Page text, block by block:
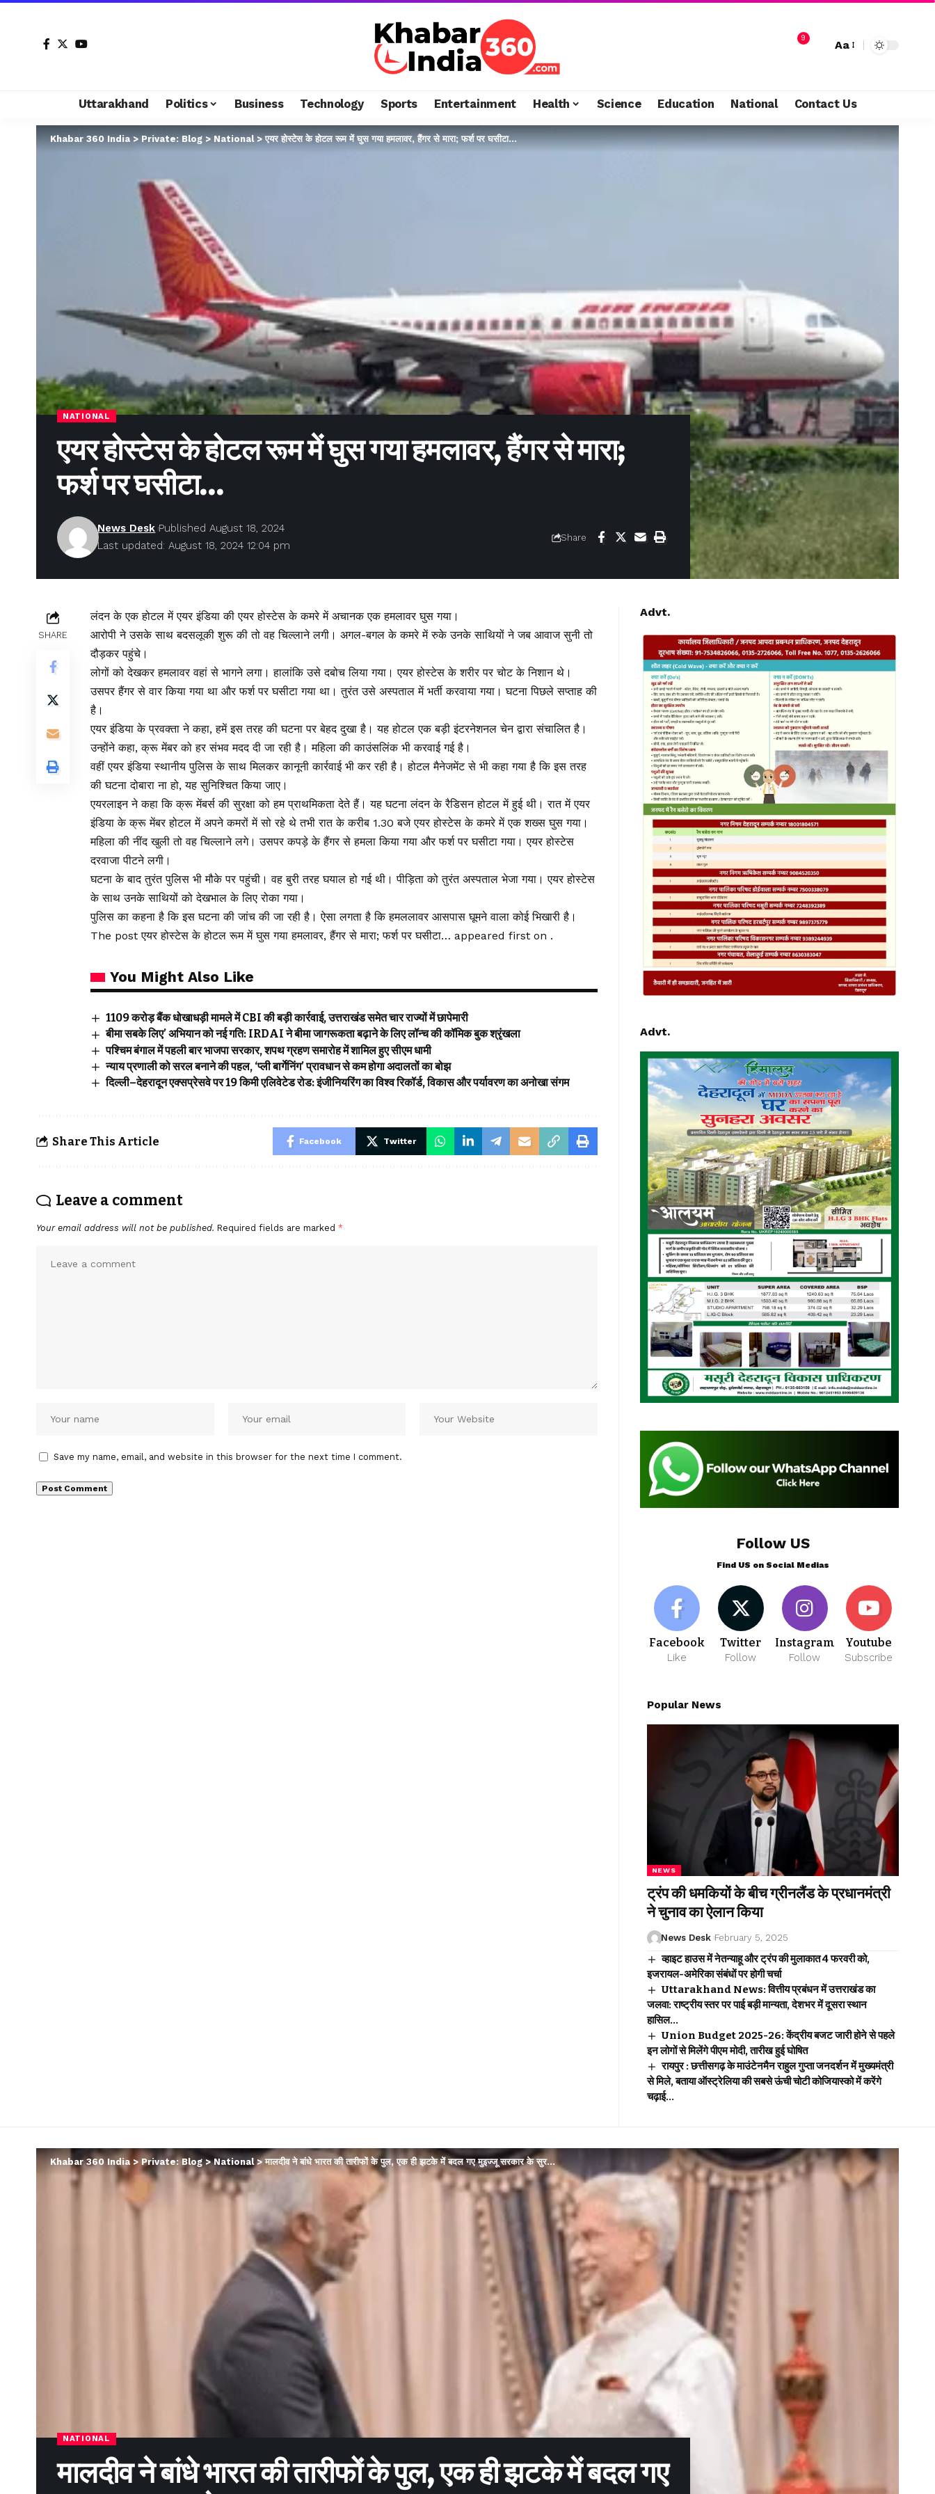
9
Aa
Uttarakhand Politics Business Technology Sports Entertainment Health Science Education National Contact Us
Khabar 360 India > Private: Blog > National> एयर होस्टेस के होटल रूम में घुस गया हमलावर, हैंगर से मारा; फर्श पर घसीटा…
NATIONAL
एयर होस्टेस के होटल रूम में घुस गया हमलावर, हैंगर से मारा;
फर्श पर घसीटा…
Last updated: August 18, 2024 12:04 pm
News Desk Published August 18, 2024
Share
SHARE
लंदन के एक होटल में एयर इंडिया की एयर होस्टेस के कमरे में अचानक एक हमलावर घुस गया।
आरोपी ने उसके साथ बदसलूकी शुरू की तो वह चिल्लाने लगी। अगल-बगल के कमरे में रुके उनके साथियों ने जब आवाज सुनी तो
दौड़कर पहुंचे।
लोगों को देखकर हमलावर वहां से भागने लगा। हालांकि उसे दबोच लिया गया। एयर होस्टेस के शरीर पर चोट के निशान थे।
उसपर हैंगर से वार किया गया था और फर्श पर घसीटा गया था। तुरंत उसे अस्पताल में भर्ती करवाया गया। घटना पिछले सप्ताह की
है।
एयर इंडिया के प्रवक्ता ने कहा, हमें इस तरह की घटना पर बेहद दुखा है। यह होटल एक बड़ी इंटरनेशनल चेन द्वारा संचालित है।
उन्होंने कहा, क्रू मेंबर को हर संभव मदद दी जा रही है। महिला की काउंसलिंक भी करवाई गई है।
वहीं एयर इंडिया स्थानीय पुलिस के साथ मिलकर कानूनी कार्रवाई भी कर रही है। होटल मैनेजमेंट से भी कहा गया है कि इस तरह
की घटना दोबारा ना हो, यह सुनिश्चित किया जाए।
एयरलाइन ने कहा कि क्रू मेंबर्स की सुरक्षा को हम प्राथमिकता देते हैं। यह घटना लंदन के रैडिसन होटल में हुई थी। रात में एयर
इंडिया के क्रू मेंबर होटल में अपने कमरों में सो रहे थे तभी रात के करीब 1.30 बजे एयर होस्टेस के कमरे में एक शख्स घुस गया।
महिला की नींद खुली तो वह चिल्लाने लगे। उसपर कपड़े के हैंगर से हमला किया गया और फर्श पर घसीटा गया। एयर होस्टेस
दरवाजा पीटने लगी।
घटना के बाद तुरंत पुलिस भी मौके पर पहुंची। वह बुरी तरह घयाल हो गई थी। पीड़िता को तुरंत अस्पताल भेजा गया। एयर होस्टेस
के साथ उनके साथियों को देखभाल के लिए रोका गया।
पुलिस का कहना है कि इस घटना की जांच की जा रही है। ऐसा लगता है कि हमललावर आसपास घूमने वाला कोई भिखारी है।
The post एयर होस्टेस के होटल रूम में घुस गया हमलावर, हैंगर से मारा; फर्श पर घसीटा… appeared first on .
You Might Also Like
₹1109 करोड़ बैंक धोखाधड़ी मामले में CBI की बड़ी कार्रवाई, उत्तराखंड समेत चार राज्यों में छापेमारी
बीमा सबके लिए’ अभियान को नई गति: IRDAI ने बीमा जागरूकता बढ़ाने के लिए लॉन्च की कॉमिक बुक श्रृंखला
पश्चिम बंगाल में पहली बार भाजपा सरकार, शपथ ग्रहण समारोह में शामिल हुए सीएम धामी
न्याय प्रणाली को सरल बनाने की पहल, ‘प्ली बार्गेनिंग’ प्रावधान से कम होगा अदालतों का बोझ
दिल्ली–देहरादून एक्सप्रेसवे पर 19 किमी एलिवेटेड रोड: इंजीनियरिंग का विश्व रिकॉर्ड, विकास और पर्यावरण का अनोखा संगम
Share This Article Facebook Twitter
Leave a comment
Your email address will not be published. Required fields are marked *
Save my name, email, and website in this browser for the next time I comment.
Advt.
Advt.
Follow US
Find US on Social Medias
Facebook
Like
Twitter
Follow
Instagram
Follow
Youtube
Subscribe
Popular News
NEWS
ट्रंप की धमकियों के बीच ग्रीनलैंड के प्रधानमंत्री
ने चुनाव का ऐलान किया
News Desk February 5, 2025
व्हाइट हाउस में नेतन्याहू और ट्रंप की मुलाकात 4 फरवरी को,
इजरायल-अमेरिका संबंधों पर होगी चर्चा
Uttarakhand News: वित्तीय प्रबंधन में उत्तराखंड का
जलवा: राष्ट्रीय स्तर पर पाई बड़ी मान्यता, देशभर में दूसरा स्थान
हासिल…
Union Budget 2025-26: केंद्रीय बजट जारी होने से पहले
इन लोगों से मिलेंगे पीएम मोदी, तारीख हुई घोषित
रायपुर : छत्तीसगढ़ के माउंटेनमैन राहुल गुप्ता जनदर्शन में मुख्यमंत्री
से मिले, बताया ऑस्ट्रेलिया की सबसे ऊंची चोटी कोजियास्को में करेंगे
चढ़ाई…
Khabar 360 India > Private: Blog>National>मालदीव ने बांधे भारत की तारीफों के पुल, एक ही झटके में बदल गए मुइज्जू सरकार के सुर…
NATIONAL
मालदीव ने बांधे भारत की तारीफों के पुल, एक ही झटके में बदल गए